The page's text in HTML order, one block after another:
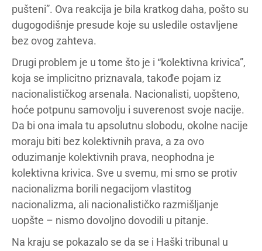
pušteni”. Ova reakcija je bila kratkog daha, pošto su
dugogodišnje presude koje su usledile ostavljene
bez ovog zahteva.
Drugi problem je u tome što je i “kolektivna krivica”,
koja se implicitno priznavala, takođe pojam iz
nacionalističkog arsenala. Nacionalisti, uopšteno,
hoće potpunu samovolju i suverenost svoje nacije.
Da bi ona imala tu apsolutnu slobodu, okolne nacije
moraju biti bez kolektivnih prava, a za ovo
oduzimanje kolektivnih prava, neophodna je
kolektivna krivica. Sve u svemu, mi smo se protiv
nacionalizma borili negacijom vlastitog
nacionalizma, ali nacionalističko razmišljanje
uopšte – nismo dovoljno dovodili u pitanje.
Na kraju se pokazalo se da se i Haški tribunal u